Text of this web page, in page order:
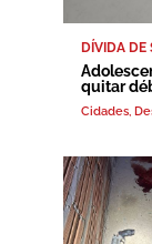
DÍVIDA DE
quitar
Cidades,